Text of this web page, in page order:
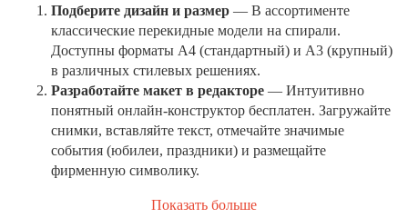
Подберите дизайн и размер — В ассортименте
классические перекидные модели на спирали.
Доступны форматы А4 (стандартный) и А3 (крупный)
в различных стилевых решениях.
Разработайте макет в редакторе — Интуитивно
понятный онлайн-конструктор бесплатен. Загружайте
снимки, вставляйте текст, отмечайте значимые
события (юбилеи, праздники) и размещайте
фирменную символику.
Показать больше